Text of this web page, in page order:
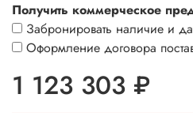
Получить коммерческое
Забронировать наличие и
Оформление договора
1 123 303 ₽